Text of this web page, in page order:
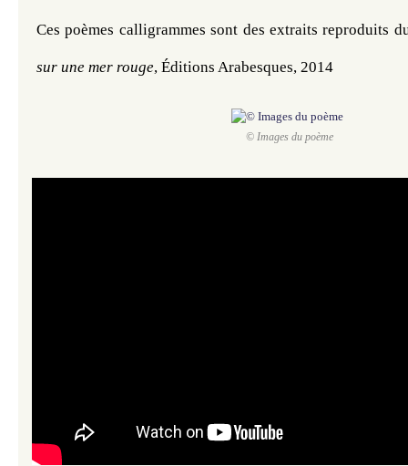
Ces poèmes calligrammessont des extraits reproduits
sur une mer rouge, Éditions Arabesques, 2014
© Images du poème